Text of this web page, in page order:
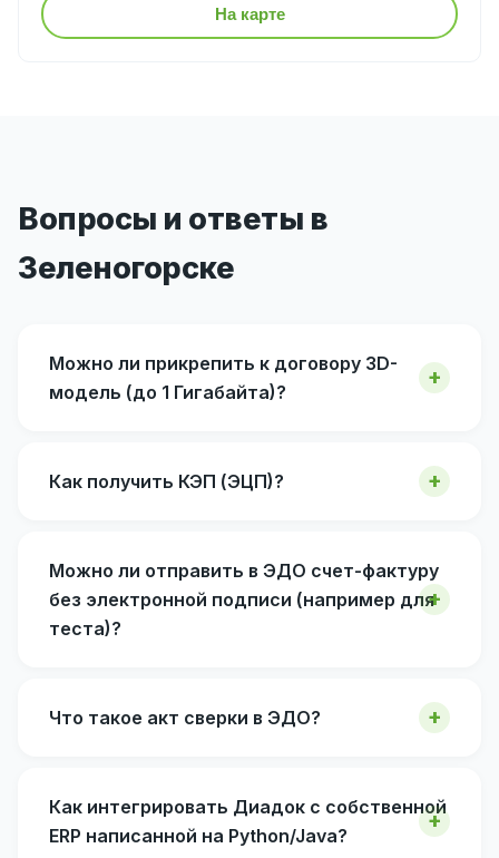
На карте
Вопросы и ответы в
Зеленогорске
Можно ли прикрепить к договору 3D-
модель (до 1 Гигабайта)?
Как получить КЭП (ЭЦП)?
Можно ли отправить в ЭДО счет-фактуру
без электронной подписи (например для
теста)?
Что такое акт сверки в ЭДО?
Как интегрировать Диадок с собственной
ERP написанной на Python/Java?